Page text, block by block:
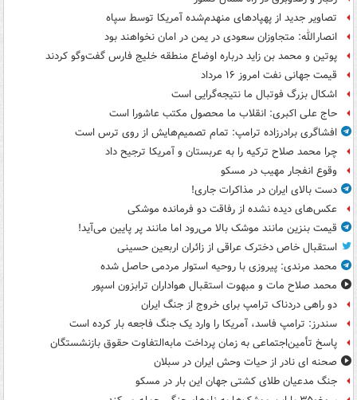
تصاویر جدید از پهپادهای منهدم‌شده آمریکا توسط سپاه
انصارالله: متجاوزان سعودی در یمن در امان نخواهند بود
پوتین و محمد بن زاید درباره اوضاع منطقه خلیج فارس گفت‌وگو کردند
قیمت جهانی نفت امروز ۱۶ مرداد
اشکال بزرگ فوتبال ما نتیجه‌گرایی است
حاج علی اکبری: انقلاب ما محصول مکتب عاشورا است
افشاگری برادرزاده ترامپ: تمام تصمیم‌هایش از روی ترس است
چرا محمد صلاح ترکیه را به عربستان و آمریکا ترجیح داد
وقوع انفجار مهیب در مسکو
دست بالای ایران در مذاکرات جاری!
عکس‌های دیده نشده از رفاقت دو فرمانده‌ موشکی
قیمت بنزین مانند موشک بالا می‌رود اما مانند پر پایین می‌آید!
استقبال خاص دخترک عراقی از زائران اربعین حسینی
محمد مرندی: پیروزی با روحیه استوار مردمی حاصل شده
محمد صلاح مات و مبهوت استقبال هواداران ترابزون اسپور
دو راهی دردناک ترامپ برای خروج از جنگ ایران
سندرز: ترامپ فاسد، آمریکا را وارد یک جنگ فاجعه بار کرده است
پاسخ تأمین‌اجتماعی به زمان پرداخت مابه‌التفاوت حقوق بازنشستگان
صحنه ای نادر از حیات وحش ایران در سبلان
جنگ مدعیان طلای کشتی جهان این بار در مسکو